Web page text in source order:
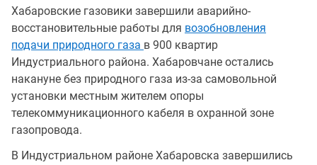
Хабаровские газовики завершили аварийно-
восстановительные работы для возобновления
подачи природного газа в 900 квартир
Индустриального района. Хабаровчане остались
накануне без природного газа из-за самовольной
установки местным жителем опоры
телекоммуникационного кабеля в охранной зоне
газопровода.
В Индустриальном районе Хабаровска завершились